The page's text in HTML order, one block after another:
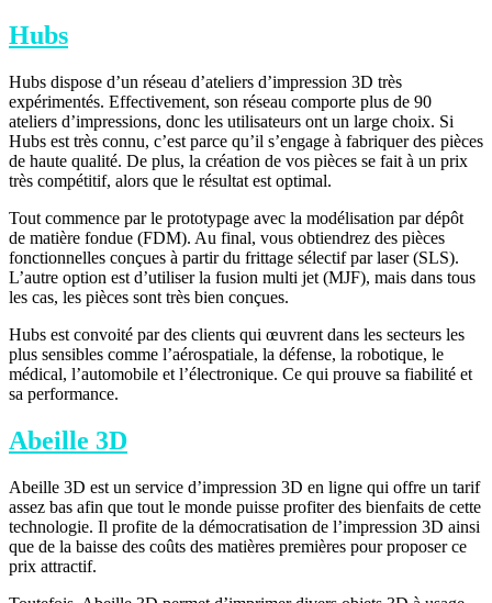
Hubs
Hubs dispose d’un réseau d’ateliers d’impression 3D très
expérimentés. Effectivement, son réseau comporte plus de 90
ateliers d’impressions, donc les utilisateurs ont un large choix. Si
Hubs est très connu, c’est parce qu’il s’engage à fabriquer des pièces
de haute qualité. De plus, la création de vos pièces se fait à un prix
très compétitif, alors que le résultat est optimal.
Tout commence par le prototypage avec la modélisation par dépôt
de matière fondue (FDM). Au final, vous obtiendrez des pièces
fonctionnelles conçues à partir du frittage sélectif par laser (SLS).
L’autre option est d’utiliser la fusion multi jet (MJF), mais dans tous
les cas, les pièces sont très bien conçues.
Hubs est convoité par des clients qui œuvrent dans les secteurs les
plus sensibles comme l’aérospatiale, la défense, la robotique, le
médical, l’automobile et l’électronique. Ce qui prouve sa fiabilité et
sa performance.
Abeille 3D
Abeille 3D est un service d’impression 3D en ligne qui offre un tarif
assez bas afin que tout le monde puisse profiter des bienfaits de cette
technologie. Il profite de la démocratisation de l’impression 3D ainsi
que de la baisse des coûts des matières premières pour proposer ce
prix attractif.